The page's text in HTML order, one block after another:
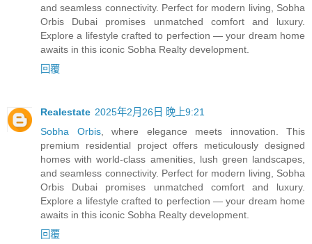
and seamless connectivity. Perfect for modern living, Sobha
Orbis Dubai promises unmatched comfort and luxury.
Explore a lifestyle crafted to perfection — your dream home
awaits in this iconic Sobha Realty development.
回覆
Realestate 2025年2月26日 晚上9:21
Sobha Orbis, where elegance meets innovation. This
premium residential project offers meticulously designed
homes with world-class amenities, lush green landscapes,
and seamless connectivity. Perfect for modern living, Sobha
Orbis Dubai promises unmatched comfort and luxury.
Explore a lifestyle crafted to perfection — your dream home
awaits in this iconic Sobha Realty development.
回覆